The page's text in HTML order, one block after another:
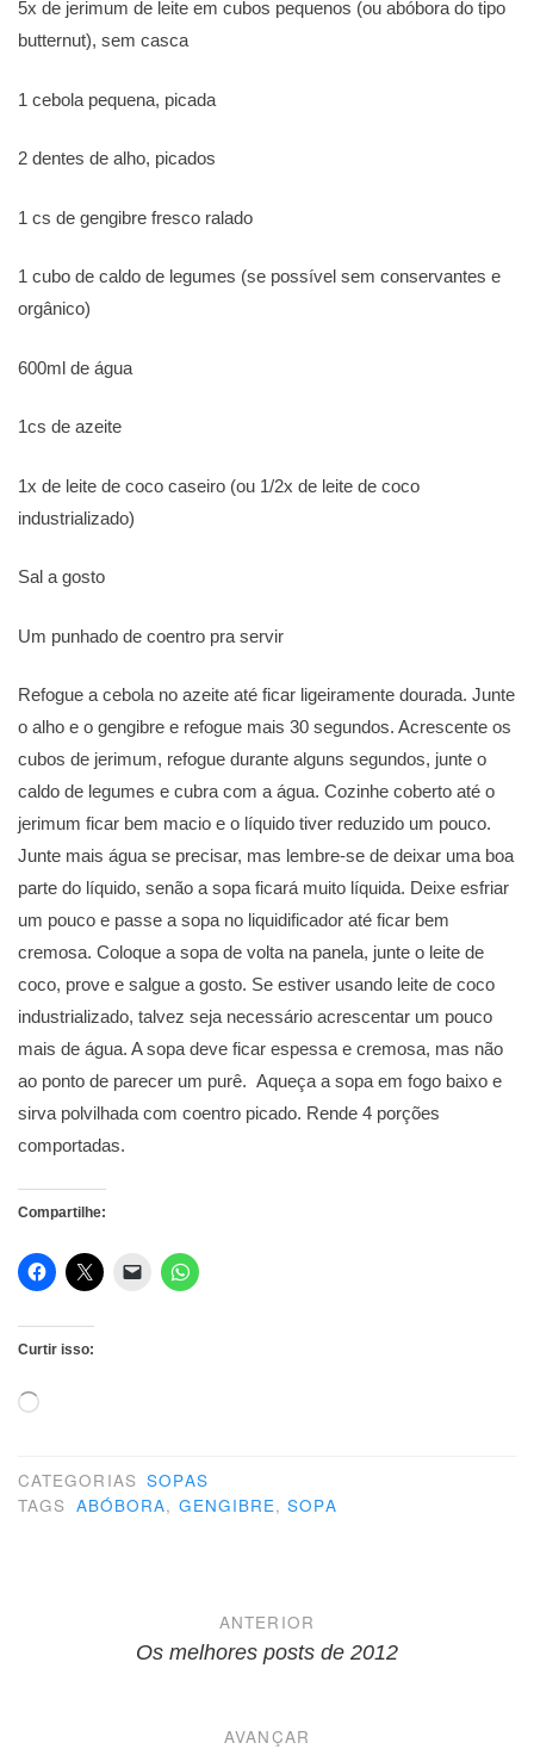
5x de jerimum de leite em cubos pequenos (ou abóbora do tipo
butternut), sem casca
1 cebola pequena, picada
2 dentes de alho, picados
1 cs de gengibre fresco ralado
1 cubo de caldo de legumes (se possível sem conservantes e
orgânico)
600ml de água
1cs de azeite
1x de leite de coco caseiro (ou 1/2x de leite de coco
industrializado)
Sal a gosto
Um punhado de coentro pra servir
Refogue a cebola no azeite até ficar ligeiramente dourada. Junte
o alho e o gengibre e refogue mais 30 segundos. Acrescente os
cubos de jerimum, refogue durante alguns segundos, junte o
caldo de legumes e cubra com a água. Cozinhe coberto até o
jerimum ficar bem macio e o líquido tiver reduzido um pouco.
Junte mais água se precisar, mas lembre-se de deixar uma boa
parte do líquido, senão a sopa ficará muito líquida. Deixe esfriar
um pouco e passe a sopa no liquidificador até ficar bem
cremosa. Coloque a sopa de volta na panela, junte o leite de
coco, prove e salgue a gosto. Se estiver usando leite de coco
industrializado, talvez seja necessário acrescentar um pouco
mais de água. A sopa deve ficar espessa e cremosa, mas não
ao ponto de parecer um purê. Aqueça a sopa em fogo baixo e
sirva polvilhada com coentro picado. Rende 4 porções
comportadas.
Compartilhe:
Curtir isso:
Carregando...
CATEGORIAS SOPAS
TAGS ABÓBORA, GENGIBRE,SOPA
NavegaçãoANTERIOR
Os melhores posts de 2012
AVANÇAR